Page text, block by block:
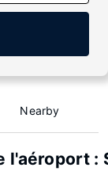
Nearby
l'aéroport :